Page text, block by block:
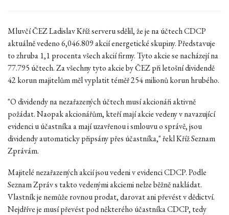
Mluvčí ČEZ Ladislav Kříž serveru sdělil, že je na účtech CDCP
aktuálně vedeno 6,046.809 akcií energetické skupiny. Představuje
to zhruba 1,1 procenta všech akcií firmy. Tyto akcie se nacházejí na
77.795 účtech. Za všechny tyto akcie by ČEZ při letošní dividendě
42 korun majitelům měl vyplatit téměř 254 milionů korun hrubého.
"O dividendy na nezařazených účtech musí akcionáři aktivně
požádat. Naopak akcionářům, kteří mají akcie vedeny v navazující
evidenci u účastníka a mají uzavřenou i smlouvu o správě, jsou
dividendy automaticky připsány přes účastníka," řekl Kříž Seznam
Zprávám.
Majitelé nezařazených akcií jsou vedeni v evidenci CDCP. Podle
Seznam Zpráv s takto vedenými akciemi nelze běžně nakládat.
Vlastník je nemůže rovnou prodat, darovat ani převést v dědictví.
Nejdříve je musí převést pod některého účastníka CDCP, tedy